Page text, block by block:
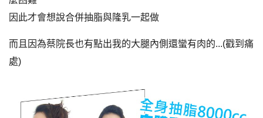
因此才會想說合併抽脂與隆乳一起做
而且因為蔡院長也有點出我的大腿內側還蠻有肉的...(戳到痛
處)